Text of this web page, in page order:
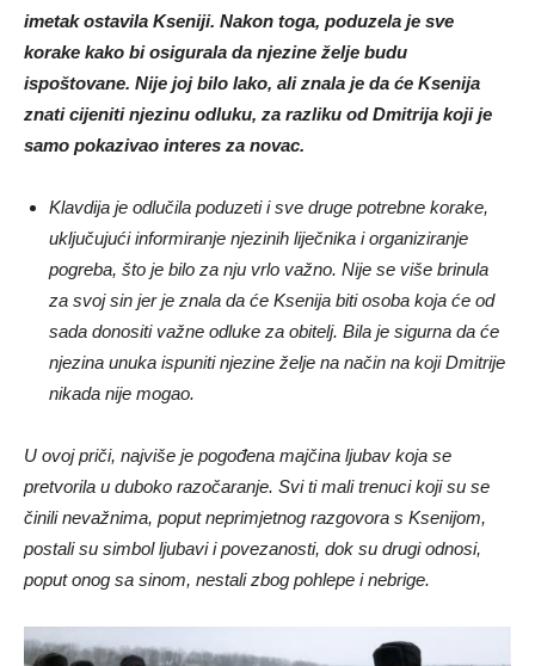
korake kako bi osigurala da njezine želje budu
ispoštovane. Nije joj bilo lako, ali znala je da će Ksenija
znati cijeniti njezinu odluku, za razliku od Dmitrija koji je
samo pokazivao interes za novac.
uključujući informiranje njezinih liječnika i organiziranje
pogreba, što je bilo za nju vrlo važno. Nije se više brinula
za svoj sin jer je znala da će Ksenija biti osoba koja će od
sada donositi važne odluke za obitelj. Bila je sigurna da će
njezina unuka ispuniti njezine želje na način na koji Dmitrije
nikada nije mogao.
pretvorila u duboko razočaranje. Svi ti mali trenuci koji su se
činili nevažnima, poput neprimjetnog razgovora s Ksenijom,
postali su simbol ljubavi i povezanosti, dok su drugi odnosi,
poput onog sa sinom, nestali zbog pohlepe i nebrige.